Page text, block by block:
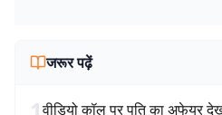
जरूर पढ़ें
वीडियो कॉल पर पति का अफेयर